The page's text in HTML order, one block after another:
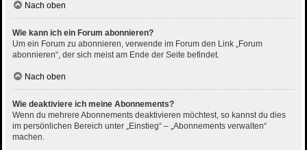
Nach oben
Wie kann ich ein Forum abonnieren?
Um ein Forum zu abonnieren, verwende im Forum den Link „Forum
abonnieren“, der sich meist am Ende der Seite befindet.
Nach oben
Wie deaktiviere ich meine Abonnements?
Wenn du mehrere Abonnements deaktivieren möchtest, so kannst du dies
im persönlichen Bereich unter „Einstieg“ – „Abonnements verwalten“
machen.